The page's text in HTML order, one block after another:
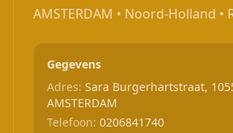
AMSTERDAM • Noord-Holland •
Gegevens
Adres: Sara Burgerhartstraat,
AMSTERDAM
Telefoon: 0206841740